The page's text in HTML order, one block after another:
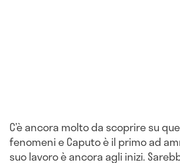
C’è ancora molto da scoprire su
fenomeni e Caputo è il primo ad
suo lavoro è ancora agli inizi.